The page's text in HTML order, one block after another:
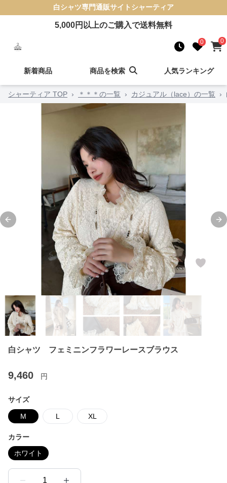
白シャツ専門通販サイト シャーティア
5,000円以上のご購入で送料無料
0 0
新着商品 商品を検索 人気ランキング
シャーティア TOP › ＊＊＊の一覧 › カジュアル（lace）の一覧 ›
Previous slide
白シャツ フェミニンフラワーレースブラウス
9,460 円
サイズ
M L XL
カラー
ホワイト
1